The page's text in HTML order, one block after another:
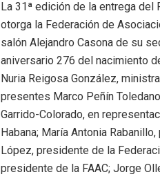
La 31ª edición de la entrega
otorga la Federación de
salón Alejandro Casona de su
aniversario 276 del nacimiento
Nuria Reigosa González,
presentes Marco Peñín
Garrido-Colorado, en
Habana; María Antonia
López, presidente de la
presidente de la FAAC; Jorge